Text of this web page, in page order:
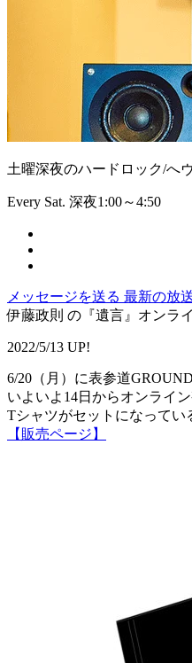
土曜深夜のハードロック/へ
Every Sat. 深夜1:00～4:50
メッセージを送る 最新の放
伊藤政則 の『遺言』オンラ
2022/5/13 UP!
6/20（月）に表参道
いよいよ14日からオンライ
Tシャツがセットになってい
【販売ページ】